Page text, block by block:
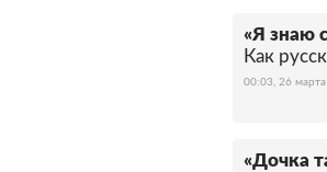
«Я знаю
Как
00:03, 26
«Дочка